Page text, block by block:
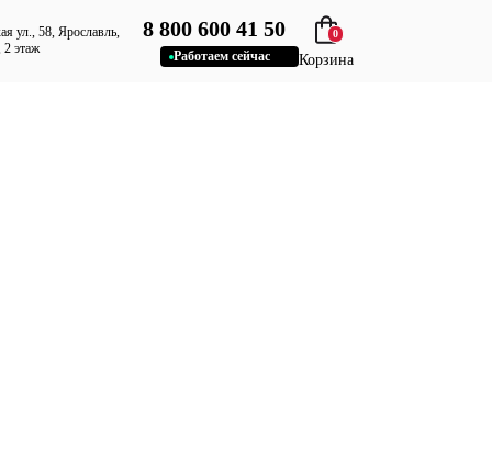
ул., 58, Ярославль,
этаж
8 800 600 41 50
Работаем сейчас
0
Корзина